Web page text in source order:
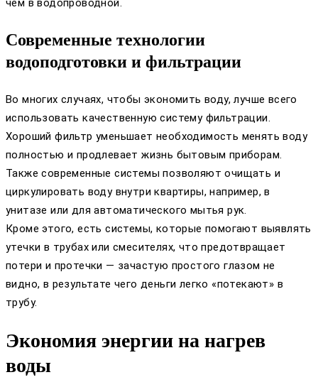
чем в водопроводной.
Современные технологии
водоподготовки и фильтрации
Во многих случаях, чтобы экономить воду, лучше всего
использовать качественную систему фильтрации.
Хороший фильтр уменьшает необходимость менять воду
полностью и продлевает жизнь бытовым приборам.
Также современные системы позволяют очищать и
циркулировать воду внутри квартиры, например, в
унитазе или для автоматического мытья рук.
Кроме этого, есть системы, которые помогают выявлять
утечки в трубах или смесителях, что предотвращает
потери и протечки — зачастую простого глазом не
видно, в результате чего деньги легко «потекают» в
трубу.
Экономия энергии на нагрев
воды